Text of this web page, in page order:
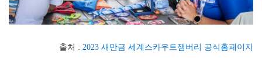
출처 : 2023 새만금 세계스카우트잼버리 공식홈페이지